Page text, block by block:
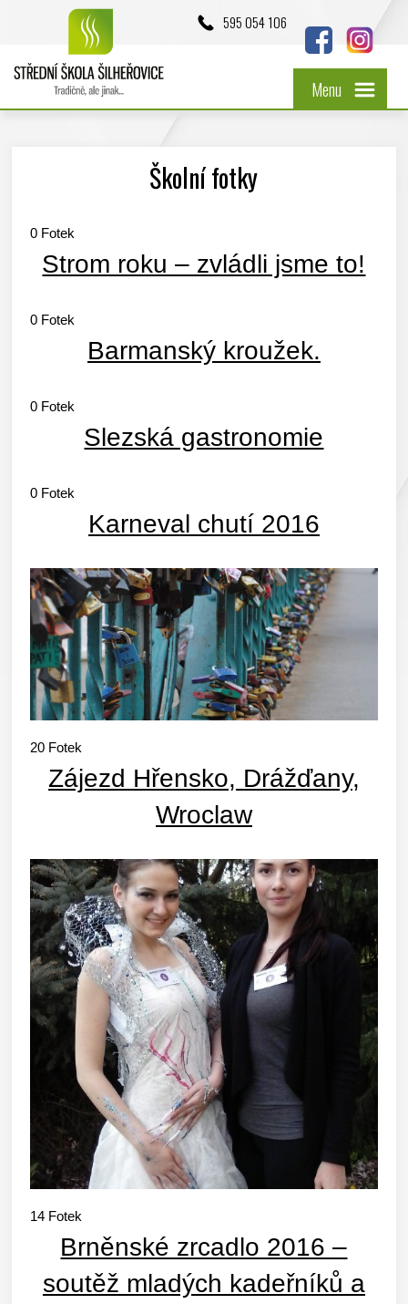
595 054 106
Menu
Školní fotky
0 Fotek
Strom roku – zvládli jsme to!
0 Fotek
Barmanský kroužek.
0 Fotek
Slezská gastronomie
0 Fotek
Karneval chutí 2016
20 Fotek
Zájezd Hřensko, Drážďany,
Wroclaw
14 Fotek
Brněnské zrcadlo 2016 –
soutěž mladých kadeřníků a